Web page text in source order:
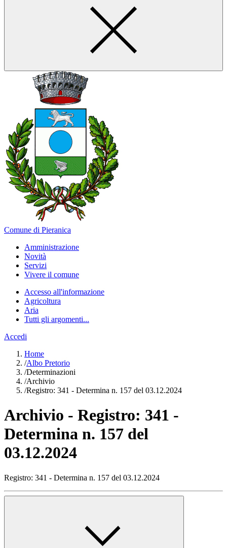
Comune di Pieranica
Amministrazione
Novità
Servizi
Vivere il comune
Accesso all'informazione
Agricoltura
Aria
Tutti gli argomenti...
Accedi
Home
/Albo Pretorio
/Determinazioni
/Archivio
/Registro: 341 - Determina n. 157 del 03.12.2024
Archivio - Registro: 341 -
Determina n. 157 del
03.12.2024
Registro: 341 - Determina n. 157 del 03.12.2024